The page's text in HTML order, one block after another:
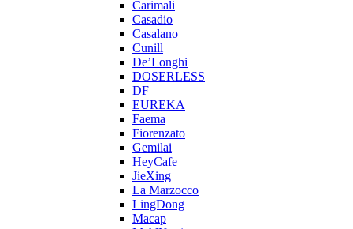
Carimali
Casadio
Casalano
Cunill
De’Longhi
DOSERLESS
DF
EUREKA
Faema
Fiorenzato
Gemilai
HeyCafe
JieXing
La Marzocco
LingDong
Macap